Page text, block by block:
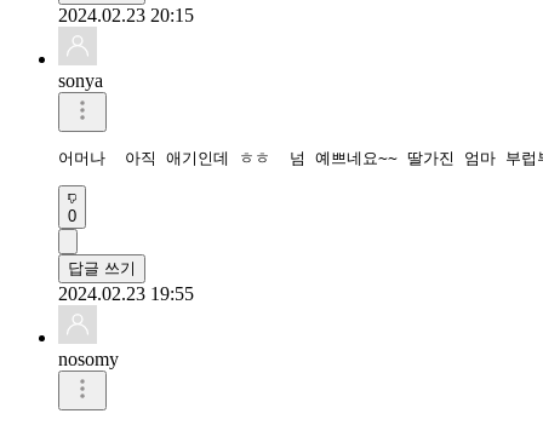
2024.02.23 20:15
sonya
어머나  아직 애기인데 ㅎㅎ  넘 예쁘네요~~ 딸가진 엄마 부럽
0
답글 쓰기
2024.02.23 19:55
nosomy